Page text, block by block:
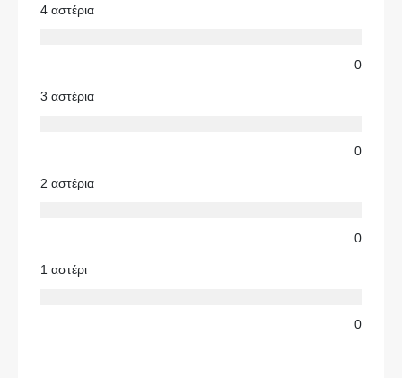
4 αστέρια
0
3 αστέρια
0
2 αστέρια
0
1 αστέρι
0